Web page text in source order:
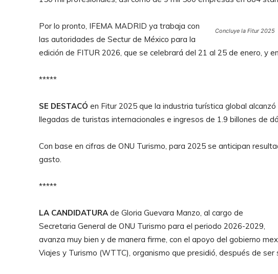
Concluye la Fitur 2025
Por lo pronto, IFEMA MADRID ya trabaja con
las autoridades de Sectur de México para la
edición de FITUR 2026, que se celebrará del 21 al 25 de enero, y
*****
SE DESTACÓ en Fitur 2025 que la industria turística global
llegadas de turistas internacionales e ingresos de 1.9 billones de
Con base en cifras de ONU Turismo, para 2025 se anticipan
gasto.
*****
LA CANDIDATURA de Gloria Guevara Manzo, al cargo de
Secretaria General de ONU Turismo para el periodo 2026-2029,
avanza muy bien y de manera firme, con el apoyo del gobierno
Viajes y Turismo (WTTC), organismo que presidió, después de